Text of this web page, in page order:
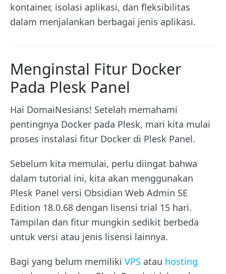
kontainer, isolasi aplikasi, dan fleksibilitas
dalam menjalankan berbagai jenis aplikasi.
Menginstal Fitur Docker
Pada Plesk Panel
Hai DomaiNesians! Setelah memahami
pentingnya Docker pada Plesk, mari kita mulai
proses instalasi fitur Docker di Plesk Panel.
Sebelum kita memulai, perlu diingat bahwa
dalam tutorial ini, kita akan menggunakan
Plesk Panel versi Obsidian Web Admin SE
Edition 18.0.68 dengan lisensi trial 15 hari.
Tampilan dan fitur mungkin sedikit berbeda
untuk versi atau jenis lisensi lainnya.
Bagi yang belum memiliki VPS atau hosting